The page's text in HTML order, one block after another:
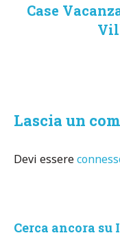
Case
Lascia un
Devi essere
Cerca ancora su